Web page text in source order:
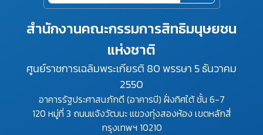
สำนักงานคณะกรรมการสิทธิมนุษยชน
แห่งชาติ
ศูนย์ราชการเฉลิมพระเกียรติ 80 พรรษา 5 ธันวาคม
2550
อาคารรัฐประศาสนภักดี (อาคารบี) ฝั่งทิศใต้ ชั้น 6-7
120 หมู่ที่ 3 ถนนแจ้งวัฒนะ แขวงทุ่งสองห้อง เขตหลักสี่
กรุงเทพฯ 10210